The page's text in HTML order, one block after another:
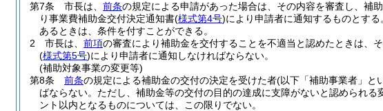
第7条
市長は、 前条の規定による申請があった場合は、その内容を審査し、補
り事業費補助金交付決定通知書(様式第4号)により申請者に通知するものとする
あるときは、条件を付すことができる。
2
市長は、 前項の審査により補助金を交付することを不適当と認めたときは、
(様式第5号)により申請者に通知しなければならない。
(補助対象事業の変更等)
第8条
前条の規定による補助金の交付の決定を受けた者(以下「補助事業者」と
ばならない。 ただし、補助金等の交付の目的の達成に支障がないと認められ
ント以内となるものについては、この限りでない。